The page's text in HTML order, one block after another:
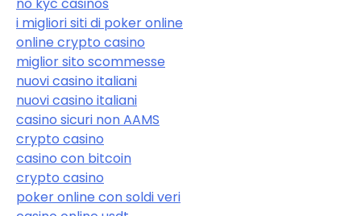
i migliori siti di poker online
online crypto casino
miglior sito scommesse
nuovi casino italiani
nuovi casino italiani
casino sicuri non AAMS
crypto casino
casino con bitcoin
crypto casino
poker online con soldi veri